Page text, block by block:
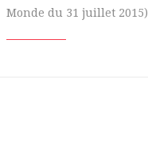
Monde du 31 juillet 2015)